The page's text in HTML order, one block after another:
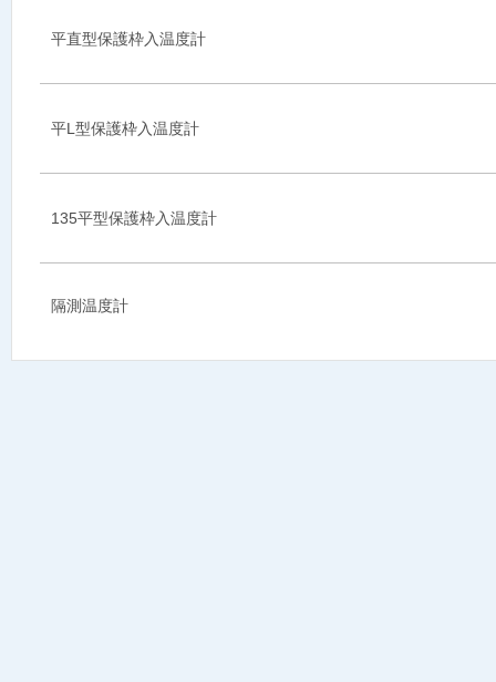
平直型保護枠入温度計
平L型保護枠入温度計
135平型保護枠入温度計
隔測温度計